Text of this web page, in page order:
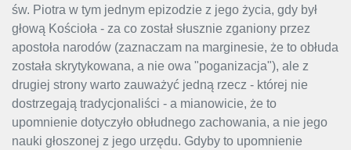
św. Piotra w tym jednym epizodzie z jego życia, gdy był
głową Kościoła - za co został słusznie zganiony przez
apostoła narodów (zaznaczam na marginesie, że to obłuda
została skrytykowana, a nie owa "poganizacja"), ale z
drugiej strony warto zauważyć jedną rzecz - której nie
dostrzegają tradycjonaliści - a mianowicie, że to
upomnienie dotyczyło obłudnego zachowania, a nie jego
nauki głoszonej z jego urzędu. Gdyby to upomnienie